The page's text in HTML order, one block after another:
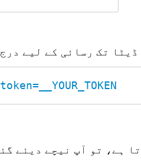
تک رسائی کے لیے
ہے، تو آپ نیچے دیئے